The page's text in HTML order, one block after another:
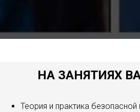
НА ЗАНЯТИЯХ
Теория и практика